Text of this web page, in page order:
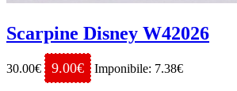
Scarpine Disney W42026
30.00€ 9.00€ Imponibile: 7.38€